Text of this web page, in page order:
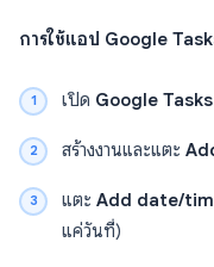
การใช้แอป Google
เปิด Google Tasks
สร้างงานและแตะ
แตะ Add date/
แค่วันที่)